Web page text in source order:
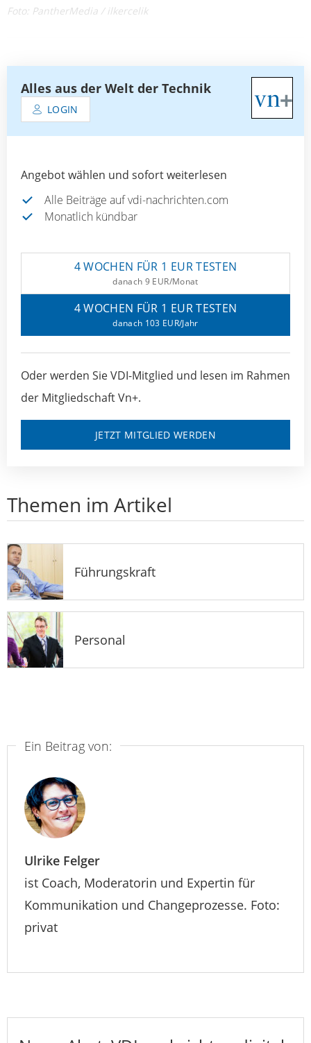
Foto: PantherMedia / ilkercelik
Alles aus der Welt der Technik
LOGIN
Angebot wählen und sofort weiterlesen
Alle Beiträge auf vdi-nachrichten.com
Monatlich kündbar
4 WOCHEN FÜR 1 EUR TESTEN
danach 9 EUR/Monat
4 WOCHEN FÜR 1 EUR TESTEN
danach 103 EUR/Jahr
Oder werden Sie VDI-Mitglied und lesen im Rahmen
der Mitgliedschaft Vn+.
JETZT MITGLIED WERDEN
Themen im Artikel
Führungskraft
Personal
Ein Beitrag von:
Ulrike Felger
ist Coach, Moderatorin und Expertin für
Kommunikation und Changeprozesse. Foto:
privat